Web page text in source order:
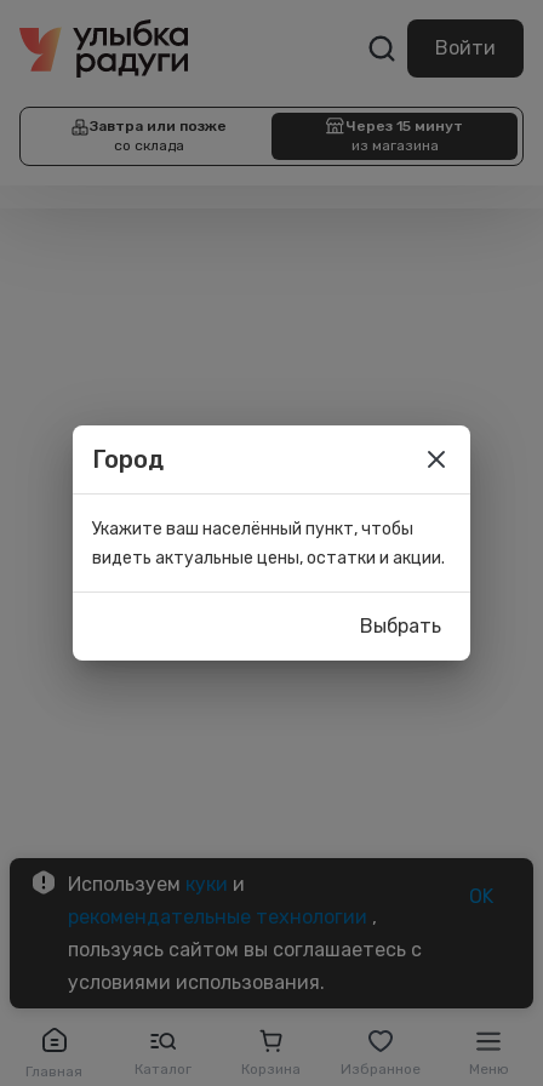
Войти
Завтра или позже
со склада
Через 15 минут
из магазина
Главная Каталог Корзина Избранное Меню
Используем куки и
рекомендательные технологии ,
пользуясь сайтом вы соглашаетесь с
условиями использования.
OK
Город
Укажите ваш населённый пункт, чтобы
видеть актуальные цены, остатки и акции.
Выбрать